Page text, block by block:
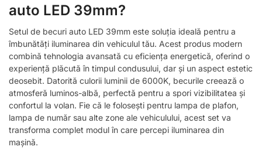
auto LED 39mm?
Setul de becuri auto LED 39mm este soluția ideală pentru a
îmbunătăți iluminarea din vehiculul tău. Acest produs modern
combină tehnologia avansată cu eficiența energetică, oferind o
experiență plăcută în timpul condusului, dar și un aspect estetic
deosebit. Datorită culorii luminii de 6000K, becurile creează o
atmosferă luminos-albă, perfectă pentru a spori vizibilitatea și
confortul la volan. Fie că le folosești pentru lampa de plafon,
lampa de număr sau alte zone ale vehiculului, acest set va
transforma complet modul în care percepi iluminarea din
mașină.